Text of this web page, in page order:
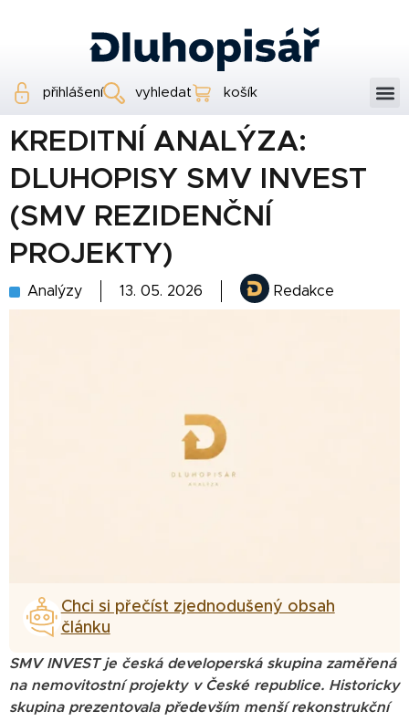
přihlášení vyhledat košík
KREDITNÍ ANALÝZA:
DLUHOPISY SMV INVEST
(SMV REZIDENČNÍ
PROJEKTY)
Analýzy 13. 05. 2026 Redakce
Chci si přečíst zjednodušený obsah
článku
SMV INVEST je česká developerská skupina zaměřená
na nemovitostní projekty v České republice. Historicky
skupina prezentovala především menší rekonstrukční